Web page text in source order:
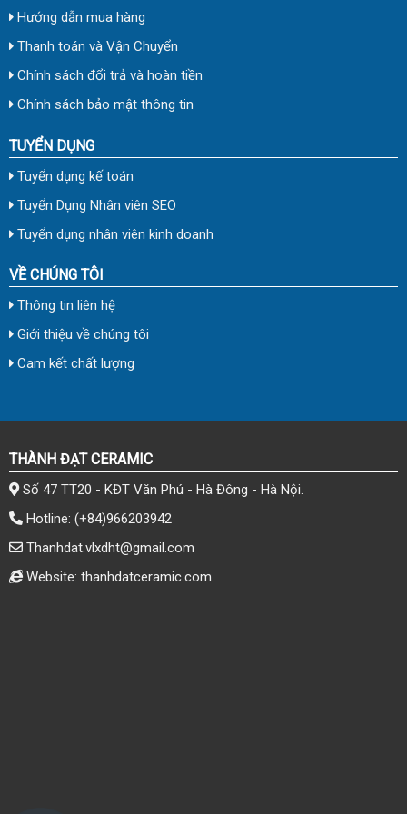
Hướng dẫn mua hàng
Thanh toán và Vận Chuyển
Chính sách đổi trả và hoàn tiền
Chính sách bảo mật thông tin
TUYỂN DỤNG
Tuyển dụng kế toán
Tuyển Dụng Nhân viên SEO
Tuyển dụng nhân viên kinh doanh
VỀ CHÚNG TÔI
Thông tin liên hệ
Giới thiệu về chúng tôi
Cam kết chất lượng
THÀNH ĐẠT CERAMIC
Số 47 TT20 - KĐT Văn Phú - Hà Đông - Hà Nội.
Hotline: (+84)966203942
Thanhdat.vlxdht@gmail.com
Website: thanhdatceramic.com